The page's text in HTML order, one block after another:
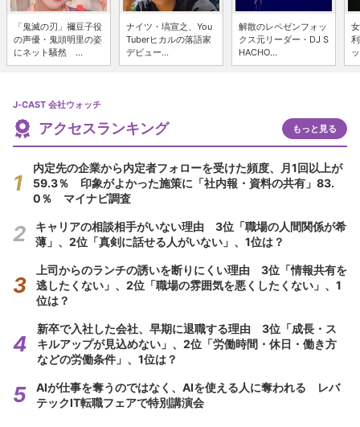
「鬼滅の刃」禰豆子役
の声優・鬼頭明里の姿
にネット騒然 ...
ナイツ・塙宣之、You
Tuberヒカルの落語家
デビュー...
解散のレペゼンフォッ
クス元リーダー・DJ S
HACHO...
J-CAST 会社ウォッチ
アクセスランキング もっと見る
内定先の企業から内定者フォローを受けた頻度、月1回以上が
59.3％ 印象がよかった施策に「社内報・資料の共有」83.
0％ マイナビ調査
キャリアの相談相手がいない理由 3位「職場の人間関係が希
薄」、2位「真剣に話せる人がいない」、1位は？
上司からのランチの誘いを断りにくい理由 3位「情報共有を
逃したくない」、2位「職場の雰囲気を悪くしたくない」、1
位は？
新卒で入社した会社、早期に退職する理由 3位「成長・ス
キルアップが見込めない」、2位「労働時間・休日・働き方
などの労働条件」、1位は？
AIが仕事を奪うのではなく、AIを使える人に奪われる レバ
テックIT転職フェアで特別講演会